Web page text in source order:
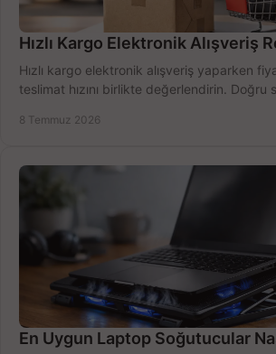
Hızlı Kargo Elektronik Alışveriş
Hızlı kargo elektronik alışveriş yaparken
teslimat hızını birlikte değerlendirin. Doğru
8 Temmuz 2026
En Uygun Laptop Soğutucular